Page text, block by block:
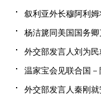
叙利亚外长穆阿利
杨洁篪同美国国务
外交部发言人刘为
温家宝会见联合国
外交部发言人秦刚